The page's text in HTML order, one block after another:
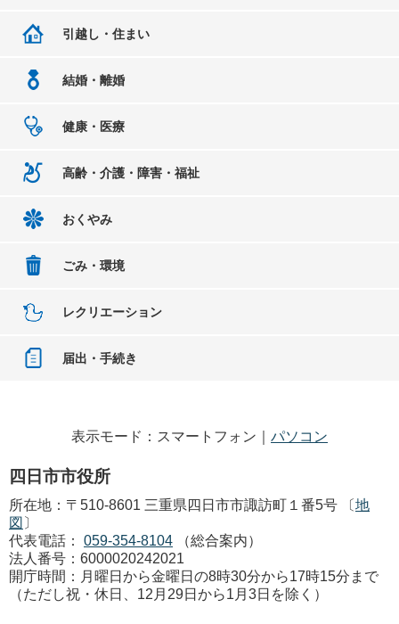
引越し・住まい
結婚・離婚
健康・医療
高齢・介護・障害・福祉
おくやみ
ごみ・環境
レクリエーション
届出・手続き
表示モード：スマートフォン｜ パソコン
四日市市役所
所在地：〒510-8601 三重県四日市市諏訪町１番5号 〔地
図 〕
代表電話：
059-354-8104
（総合案内）
法人番号：6000020242021
開庁時間：月曜日から金曜日の8時30分から17時15分まで
（ただし祝・休日、12月29日から1月3日を除く）